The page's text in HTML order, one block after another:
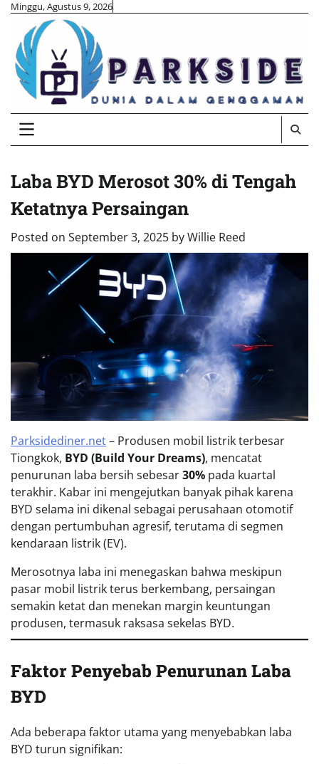
Skip
content
Minggu, Agustus 9, 2026
Laba BYD Merosot 30% di Tengah
Ketatnya Persaingan
Posted on September 3, 2025 byWillie Reed
Parksidediner.net– Produsen mobil listrik terbesar
Tiongkok, BYD (Build Your Dreams), mencatat
penurunan laba bersih sebesar30% pada kuartal
terakhir. Kabar ini mengejutkan banyak pihak karena
BYD selama ini dikenal sebagai perusahaan otomotif
dengan pertumbuhan agresif, terutama di segmen
kendaraan listrik (EV).
Merosotnya laba ini menegaskan bahwa meskipun
pasar mobil listrik terus berkembang, persaingan
semakin ketat dan menekan margin keuntungan
produsen, termasuk raksasa sekelas BYD.
Faktor Penyebab Penurunan Laba
BYD
Ada beberapa faktor utama yang menyebabkan laba
BYD turun signifikan: